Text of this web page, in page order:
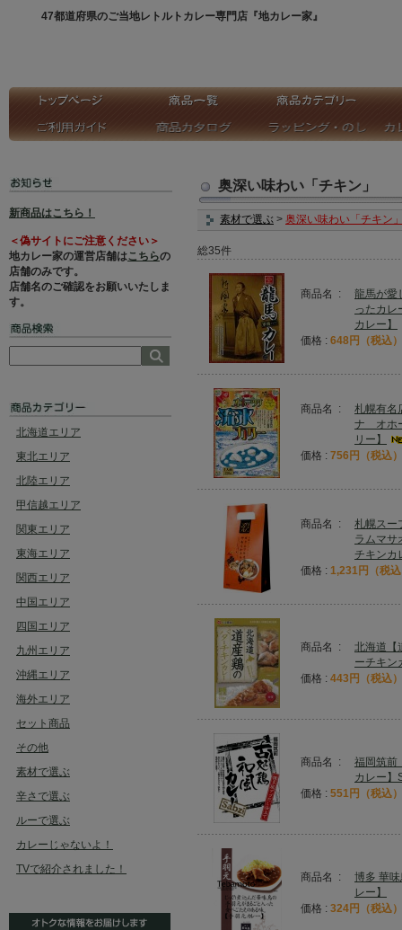
47都道府県のご当地レトルトカレー専門店『地カレー家』
新商品はこちら！
＜偽サイトにご注意ください＞
地カレー家の運営店舗はこちらの
店舗のみです。
店舗名のご確認をお願いいたしま
す。
北海道エリア
東北エリア
北陸エリア
甲信越エリア
関東エリア
東海エリア
関西エリア
中国エリア
四国エリア
九州エリア
沖縄エリア
海外エリア
セット商品
その他
素材で選ぶ
辛さで選ぶ
ルーで選ぶ
カレーじゃないよ！
TVで紹介されました！
奥深い味わい「チキン」
素材で選ぶ > 奥深い味わい「チキン
総35件
商品名 :
龍馬が愛
ったカレ
カレー】
価格 : 648円（税込）
商品名 :
札幌有名
ナ オホ
リー】
価格 : 756円（税込）
商品名 :
札幌スー
ラムマサ
チキンカ
価格 : 1,231円（税
商品名 :
北海道【
ーチキン
価格 : 443円（税込）
商品名 :
福岡筑前
カレー】
価格 : 551円（税込）
商品名 :
博多 華
レー】
価格 : 324円（税込）